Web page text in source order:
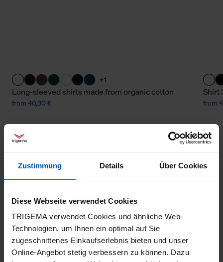
Zustimmung Details Über Cookies
Diese Webseite verwendet Cookies
TRIGEMA verwendet Cookies und ähnliche Web-
Technologien, um Ihnen ein optimal auf Sie
zugeschnittenes Einkaufserlebnis bieten und unser
Online-Angebot stetig verbessern zu können. Dazu
+1
Long-sleeved shirts made from organic cotton
from 40,30 €
Shirt
from
climate-neutral
shipping
Family business